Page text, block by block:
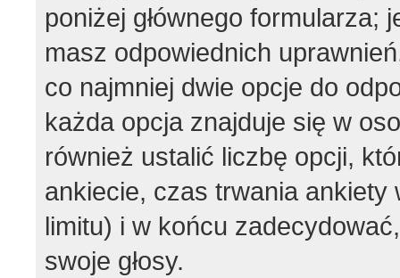
poniżej głównego formularza;
masz odpowiednich
co najmniej dwie opcje do
każda opcja znajduje się w
również ustalić liczbę opcji,
ankiecie, czas trwania
limitu) i w końcu
swoje głosy.